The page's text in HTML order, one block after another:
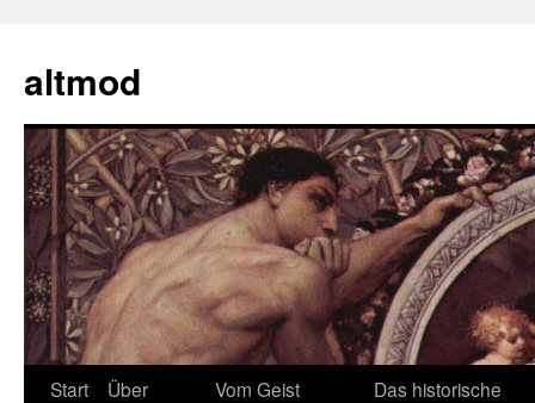
springen
altmod
Start
Über
Vom Geist
Das historische